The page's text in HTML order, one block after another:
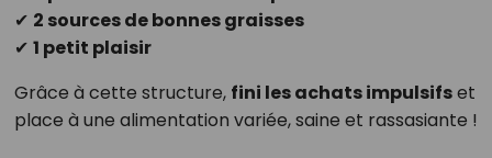
✔ 2 sources de bonnes graisses
✔ 1 petit plaisir
Grâce à cette structure, fini les achats impulsifset
place à une alimentation variée, saine et rassasiante !